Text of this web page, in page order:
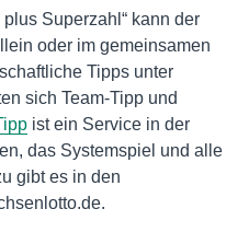
Superzahl“ kann der
oder im gemeinsamen
Tipps unter
sich Team-Tipp und
ist ein Service in der
das Systemspiel und alle
gibt es in den